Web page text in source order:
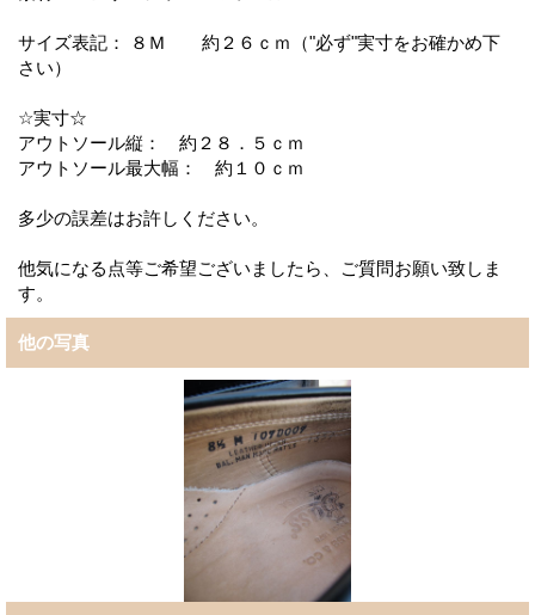
サイズ表記： ８Ｍ 約２６ｃｍ（"必ず"実寸をお確かめ下
さい）
☆実寸☆
アウトソール縦： 約２８．５ｃｍ
アウトソール最大幅： 約１０ｃｍ
多少の誤差はお許しください。
他気になる点等ご希望ございましたら、ご質問お願い致しま
す。
他の写真